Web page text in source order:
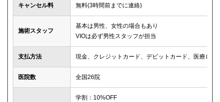
キャンセル料 無料(3時間前までに連絡)
施術スタッフ
基本は男性、女性の場合もあり
VIOは必ず男性スタッフが担当
支払方法 現金、クレジットカード、デビットカード、医療ロー
医院数 全国26院
学割：10%OFF